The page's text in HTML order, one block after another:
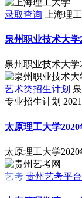
录取查询 上海理
泉州职业技术大
泉州职业技术大学
艺术类招生计划
专业招生计划
太原理工大学
太原理工大学
艺考 贵州艺考平台